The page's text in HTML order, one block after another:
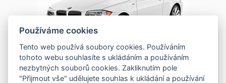
Používáme cookies
Tento web používá soubory cookies. Používáním
tohoto webu souhlasíte s ukládáním a používáním
nezbytných souborů cookies. Zakliknutím pole
"Přijmout vše" udělujete souhlas k ukládání a používání